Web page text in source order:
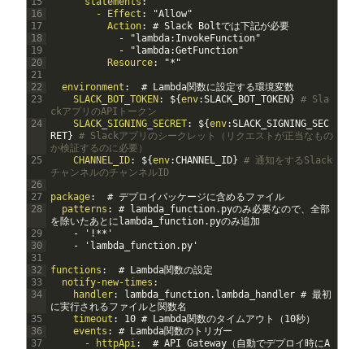
16
17
18
19
20
21
22
23
24
25
26
27
28
29
30
31
32
33
34
35
36
37
- Effect : "Allow"
Action: # Slack Boltでは下記が必要
-
"lambda:InvokeFunction"
-
"lambda:GetFunction"
Resource: "*"
environment :  # Lambda関数に設定する環境変数
SLACK_BOT_TOKEN : ${env:SLACK_BOT_TOKEN } # Sla
ckアプリのAPIトークン
SLACK_SIGNING_SECRET: ${env:SLACK_SIGNING_SEC
RET} # Slackアプリのシークレット（リクエストが正当なもの
か検証するのに必要）
CHANNEL_ID: ${env:CHANNEL_ID} # 通知をするSlack
チャンネルのチャンネルID
package:  # デプロイパッケージに含めるファイル
patterns : # lambda_function.pyのみ必要なので、全部
を除いたあとにlambda_function.pyのみ追加
-
'!**'
-
'lambda_function.py'
functions :  # Lambda関数の設定
notify-new-times :
handler: lambda_function.lambda_handler # 最初
に実行されるファイルと関数名
timeout : 10 # Lambda関数のタイムアウト（10秒）
events : # Lambda関数のトリガー
- httpApi:  # API Gateway（自動でデプロイ時にA